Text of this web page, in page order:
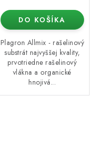
DO KOŠÍKA
Plagron Allmix - rašelinový
substrát najvyššej kvality,
prvotriedne rašelinový
vlákna a organické
hnojivá...